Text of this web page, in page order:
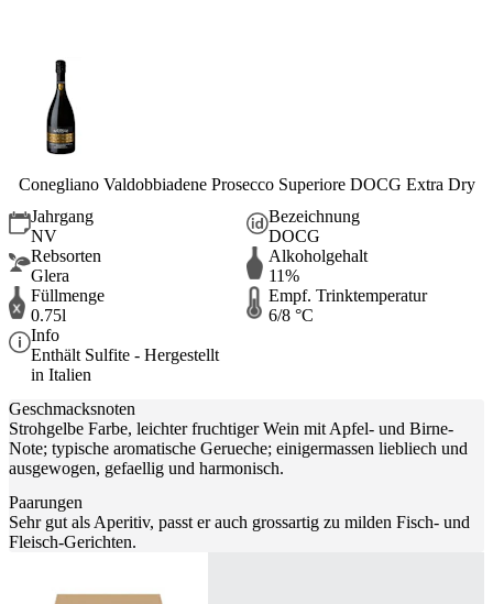
Conegliano Valdobbiadene Prosecco Superiore DOCG Extra Dry
Jahrgang
NV
Bezeichnung
DOCG
Rebsorten
Glera
Alkoholgehalt
11%
Füllmenge
0.75l
Empf. Trinktemperatur
6/8 °C
Info
Enthält Sulfite - Hergestellt
in Italien
Geschmacksnoten
Strohgelbe Farbe, leichter fruchtiger Wein mit Apfel- und Birne-
Note; typische aromatische Gerueche; einigermassen liebliech und
ausgewogen, gefaellig und harmonisch.
Paarungen
Sehr gut als Aperitiv, passt er auch grossartig zu milden Fisch- und
Fleisch-Gerichten.